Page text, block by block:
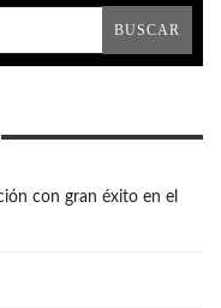
con gran éxito en el